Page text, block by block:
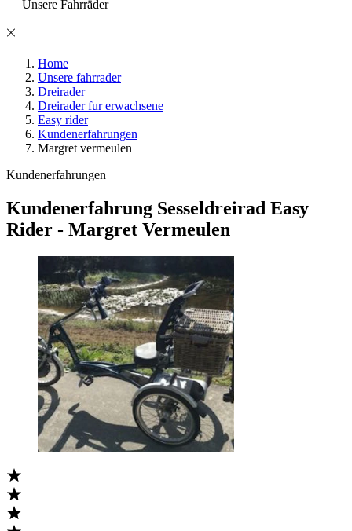
Unsere Fahrräder
Home
Unsere fahrrader
Dreirader
Dreirader fur erwachsene
Easy rider
Kundenerfahrungen
Margret vermeulen
Kundenerfahrungen
Kundenerfahrung Sesseldreirad Easy
Rider - Margret Vermeulen